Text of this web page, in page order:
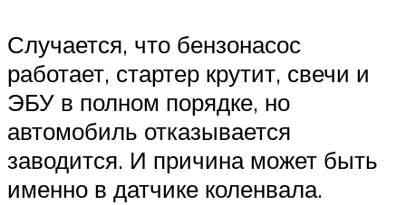
Случается, что бензонасос
работает, стартер крутит, свечи и
ЭБУ в полном порядке, но
автомобиль отказывается
заводится. И причина может быть
именно в датчике коленвала.